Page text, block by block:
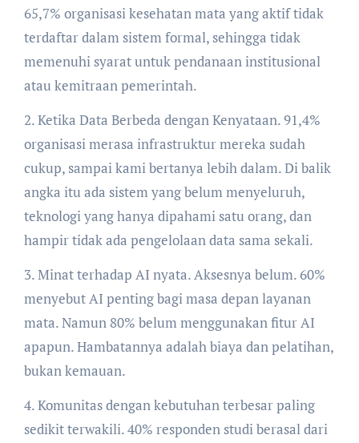
65,7% organisasi kesehatan mata yang aktif tidak
terdaftar dalam sistem formal, sehingga tidak
memenuhi syarat untuk pendanaan institusional
atau kemitraan pemerintah.
2. Ketika Data Berbeda dengan Kenyataan. 91,4%
organisasi merasa infrastruktur mereka sudah
cukup, sampai kami bertanya lebih dalam. Di balik
angka itu ada sistem yang belum menyeluruh,
teknologi yang hanya dipahami satu orang, dan
hampir tidak ada pengelolaan data sama sekali.
3. Minat terhadap AI nyata. Aksesnya belum. 60%
menyebut AI penting bagi masa depan layanan
mata. Namun 80% belum menggunakan fitur AI
apapun. Hambatannya adalah biaya dan pelatihan,
bukan kemauan.
4. Komunitas dengan kebutuhan terbesar paling
sedikit terwakili. 40% responden studi berasal dari